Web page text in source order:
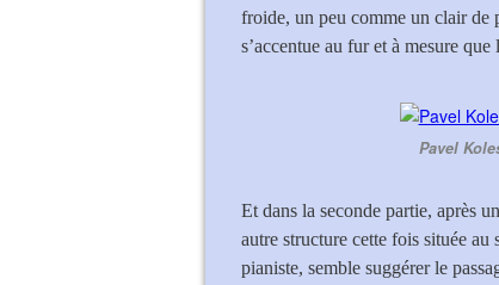
froide, un peu comme un clair de
s’accentue au fur et à mesure que
Pavel
Et dans la seconde partie, après
autre structure cette fois située
pianiste, semble suggérer le